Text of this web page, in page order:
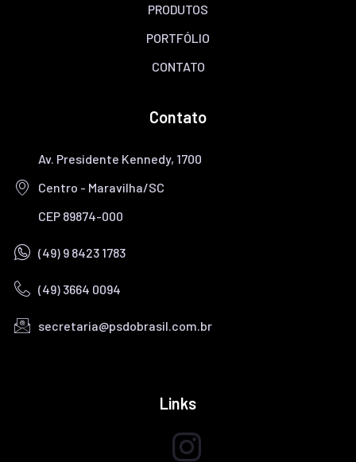
PRODUTOS
PORTFÓLIO
CONTATO
Contato
Av. Presidente Kennedy, 1700
Centro - Maravilha/SC
CEP 89874-000
(49) 9 8423 1783
(49) 3664 0094
secretaria@psdobrasil.com.br
Links